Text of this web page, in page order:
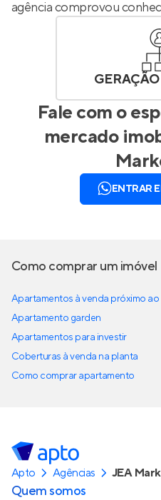
agência comprovou
Fale com o
mercado
ENTRAR
Como comprar um imóvel
Apartamentos à venda próximo
Apartamento garden
Apartamentos para investir
Coberturas à venda na planta
Como comprar apartamento
Apto Agências JEA
Quem somos